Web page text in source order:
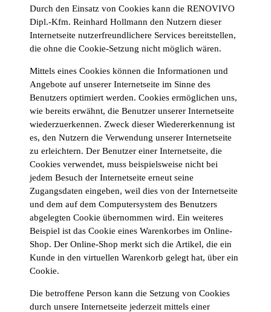
Durch den Einsatz von Cookies kann die RENOVIVO
Dipl.-Kfm. Reinhard Hollmann den Nutzern dieser
Internetseite nutzerfreundlichere Services bereitstellen,
die ohne die Cookie-Setzung nicht möglich wären.
Mittels eines Cookies können die Informationen und
Angebote auf unserer Internetseite im Sinne des
Benutzers optimiert werden. Cookies ermöglichen uns,
wie bereits erwähnt, die Benutzer unserer Internetseite
wiederzuerkennen. Zweck dieser Wiedererkennung ist
es, den Nutzern die Verwendung unserer Internetseite
zu erleichtern. Der Benutzer einer Internetseite, die
Cookies verwendet, muss beispielsweise nicht bei
jedem Besuch der Internetseite erneut seine
Zugangsdaten eingeben, weil dies von der Internetseite
und dem auf dem Computersystem des Benutzers
abgelegten Cookie übernommen wird. Ein weiteres
Beispiel ist das Cookie eines Warenkorbes im Online-
Shop. Der Online-Shop merkt sich die Artikel, die ein
Kunde in den virtuellen Warenkorb gelegt hat, über ein
Cookie.
Die betroffene Person kann die Setzung von Cookies
durch unsere Internetseite jederzeit mittels einer